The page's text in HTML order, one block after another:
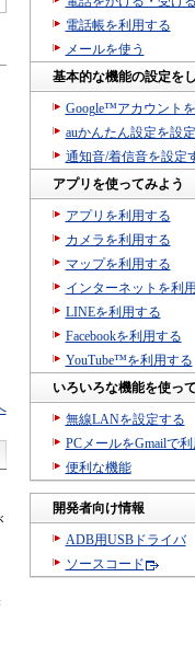
電話帳を利用する
メールを使う
基本的な機能の設定を
Google™アカウント
auかんたん設定を設
通知音/着信音を設定
アプリを使ってみよう
アプリを利用する
カメラを利用する
マップを利用する
インターネットを利
LINEを利用する
Facebookを利用する
YouTube™を利用する
いろいろな機能を使っ
無線LANを設定する
PCメールをGmailで
便利な機能
開発者向け情報
ADB用USBドライバ
ソースコード